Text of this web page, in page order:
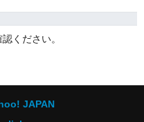
ください。
JAPAN